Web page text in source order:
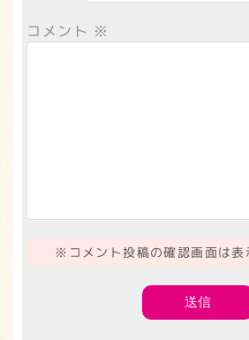
コメント ※
※コメント投稿の確認画面は表